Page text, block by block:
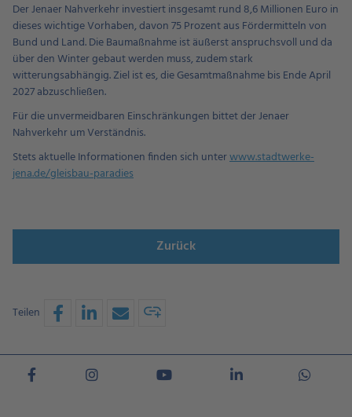
Der Jenaer Nahverkehr investiert insgesamt rund 8,6 Millionen Euro in
dieses wichtige Vorhaben, davon 75 Prozent aus Fördermitteln von
Bund und Land. Die Baumaßnahme ist äußerst anspruchsvoll und da
über den Winter gebaut werden muss, zudem stark
witterungsabhängig. Ziel ist es, die Gesamtmaßnahme bis Ende April
2027 abzuschließen.
Für die unvermeidbaren Einschränkungen bittet der Jenaer
Nahverkehr um Verständnis.
Stets aktuelle Informationen finden sich unterwww.stadtwerke-
jena.de/gleisbau-paradies
Zurück
Teilen